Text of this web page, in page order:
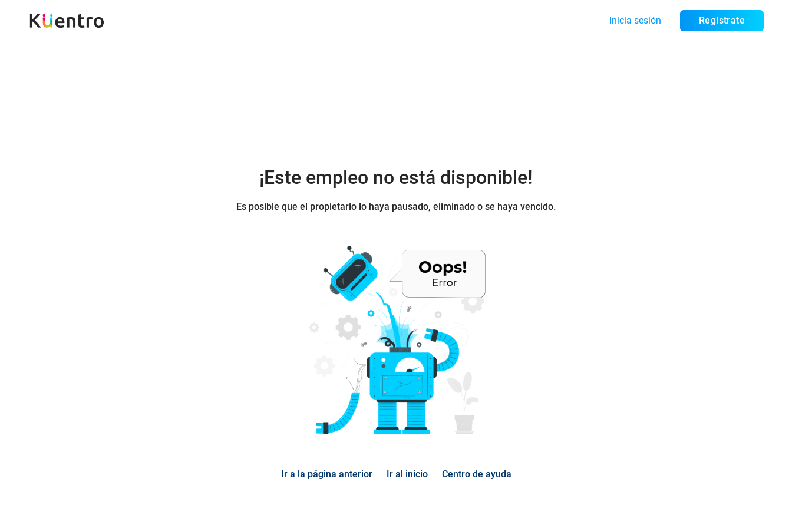
Inicia sesión Regístrate
¡Este empleo no está disponible!
Es posible que el propietario lo haya pausado, eliminado o se haya vencido.
Ir a la página anterior Ir al inicio Centro de ayuda